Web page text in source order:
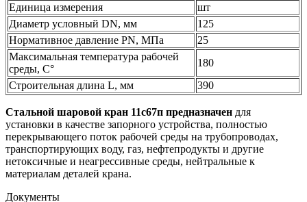
Единица измерения
шт
Диаметр условный DN, мм
125
Нормативное давление PN, МПа
25
Максимальная температура рабочей
среды, С°
180
Строительная длина L, мм
390
Стальной шаровой кран 11c67п предназначен для
установки в качестве запорного устройства, полностью
перекрывающего поток рабочей среды на трубопроводах,
транспортирующих воду, газ, нефтепродукты и другие
нетоксичные и неагрессивные среды, нейтральные к
материалам деталей крана.
Документы